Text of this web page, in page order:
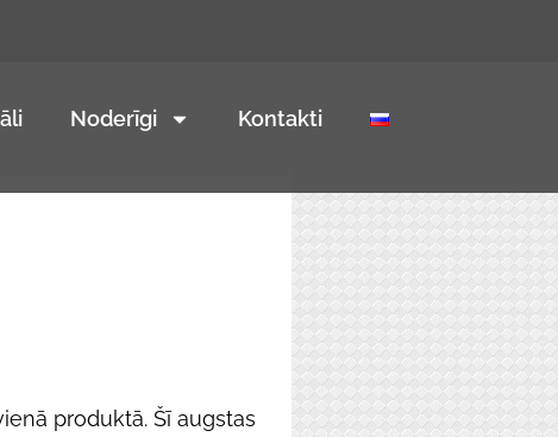
Noderīgi Kontakti
produktā. Šī augstas